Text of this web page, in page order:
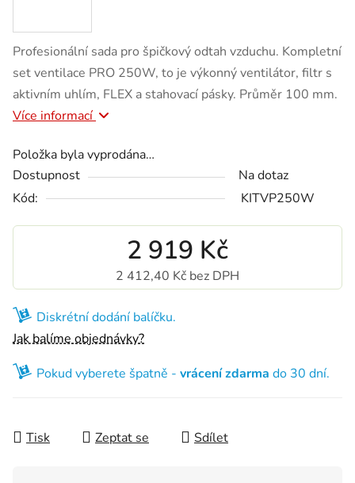
Profesionální sada pro špičkový odtah vzduchu. Kompletní
set ventilace PRO 250W, to je výkonný ventilátor, filtr s
aktivním uhlím, FLEX a stahovací pásky. Průměr 100 mm.
Více informací
Položka byla vyprodána…
Dostupnost
Na dotaz
Kód:
KITVP250W
2 919 Kč
2 412,40 Kč bez DPH
Diskrétní dodání balíčku.
Jak balíme objednávky?
Pokud vyberete špatně - vrácení zdarma do 30 dní.
Tisk Zeptat se Sdílet